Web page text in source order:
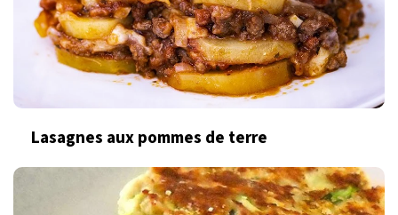
Lasagnes aux pommes de terre